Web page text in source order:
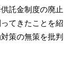
託金制度の廃止
てきたことを紹
策の無策を批判